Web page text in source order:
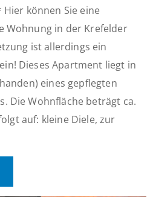
können Sie eine
Wohnung in der Krefelder
ist allerdings ein
Dieses Apartment liegt in
eines gepflegten
Die Wohnfläche beträgt ca.
auf: kleine Diele, zur